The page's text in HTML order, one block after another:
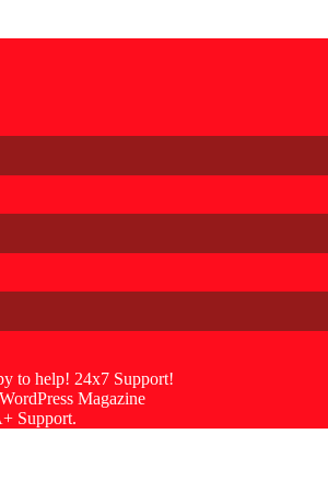
to help! 24x7 Support!
Magazine
Support.